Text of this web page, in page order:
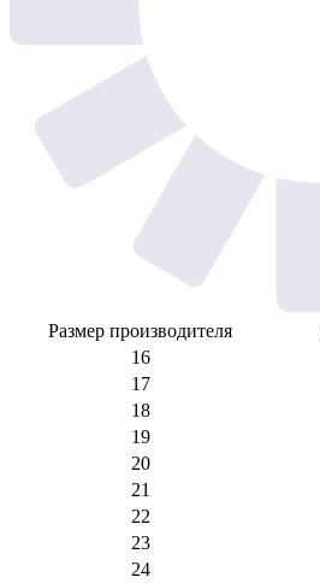
Размер производителя
16
17
18
19
20
21
22
23
24